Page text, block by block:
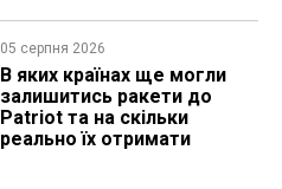
05 серпня 2026
В яких країнах ще могли
залишитись ракети до
Patriot та на скільки
реально їх отримати